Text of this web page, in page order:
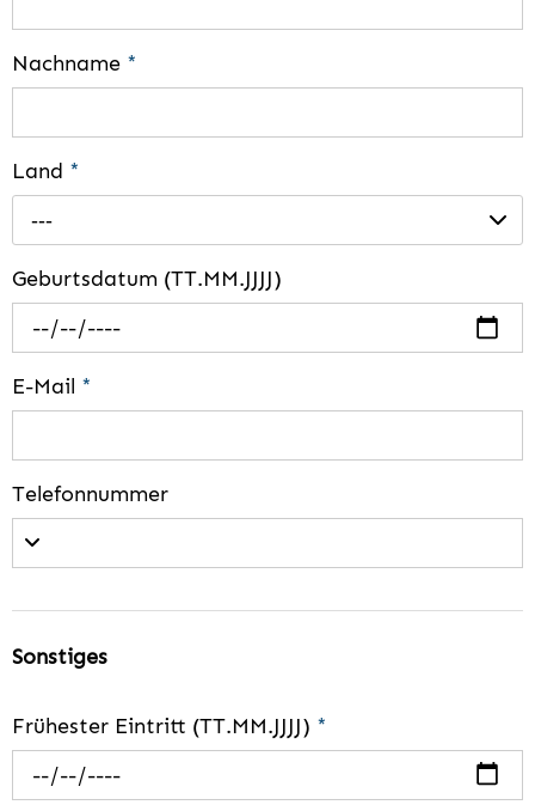
Nachname *
Land *
---
Geburtsdatum (TT.MM.JJJJ)
E-Mail *
Telefonnummer
Sonstiges
Frühester Eintritt (TT.MM.JJJJ) *